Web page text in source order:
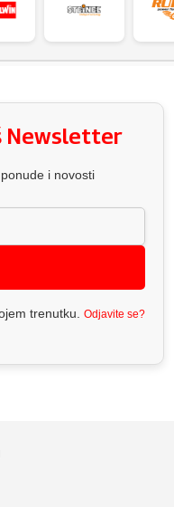
Newsletter
i novosti
trenutku. Odjavite se?